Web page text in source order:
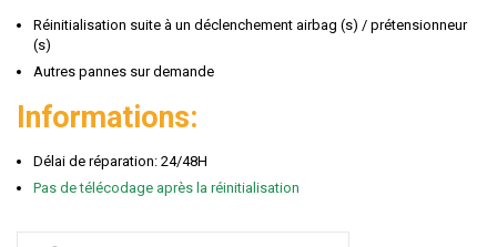
Réinitialisation suite à un déclenchement airbag (s) / prétensionneur
(s)
Autres pannes sur demande
Informations:
Délai de réparation: 24/48H
Pas de télécodage après la réinitialisation